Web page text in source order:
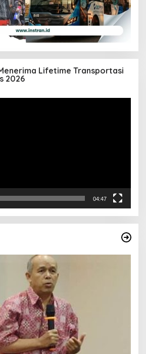
Lifetime Transportasi
2026
04:47